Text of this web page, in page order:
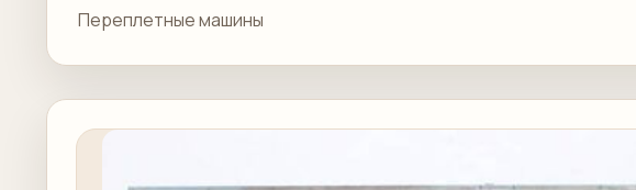
Переплетные машины